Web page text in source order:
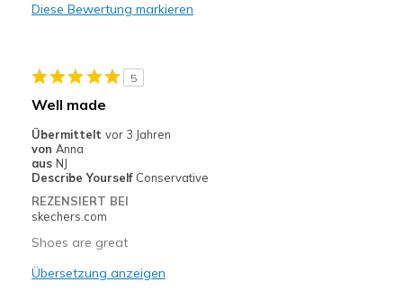
Sizing
Feels half size too big
Diese Bewertung markieren
5
Well made
Übermittelt vor 3 Jahren
von Anna
aus NJ
Describe Yourself Conservative
REZENSIERT BEI
skechers.com
Shoes are great
Übersetzung anzeigen